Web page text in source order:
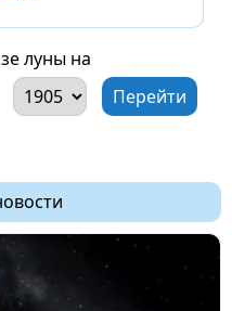
луны на